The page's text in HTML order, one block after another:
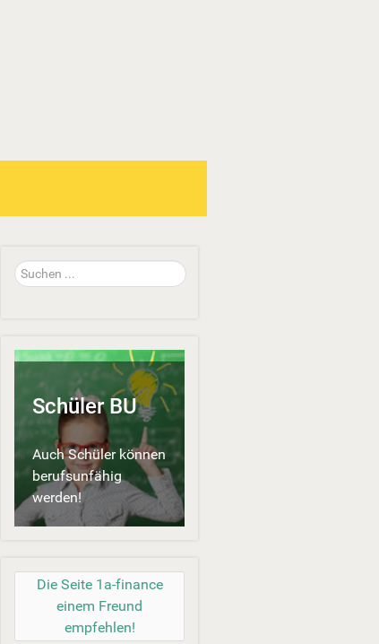
Suchen
Schüler BU
Auch Schüler können
berufsunfähig
werden!
Die Seite 1a-finance
einem Freund
empfehlen!